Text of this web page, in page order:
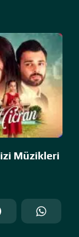
Müzikleri